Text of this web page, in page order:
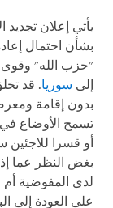
يأتي إعلان
بشأن احتمال
"حزب الله" وقوى
إلى سوريا. قد
بدون إقامة
تسمح الأوضاع في
أو قسرا للاجئين
بغض النظر عما
لدى المفوضية أم
على العودة إلى